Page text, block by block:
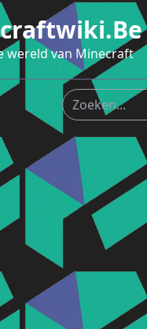
wereld van Minecraft